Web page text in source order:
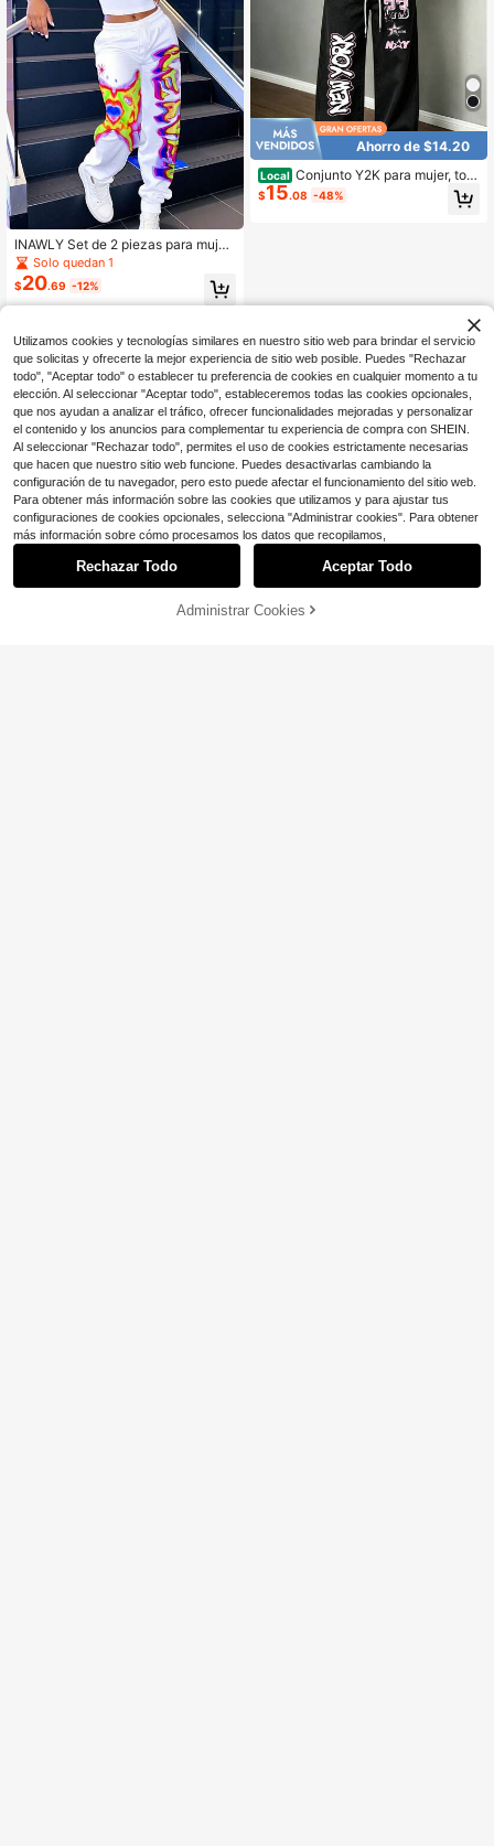
INAWLY Set de 2 piezas para mujer
con top de manga larga con estamp
ado gráfico y pantalones largos con
cordón en la cintura
Solo quedan 1
$20.69 -12%
Ahorro de $14.20
Local Conjunto Y2K para mujer, top
corto y jeans de pierna recta con co
rdón y estampado de graffiti de Nue
$15.08 -48%
¡33% DE DESCUENTO!
Utilizamos cookies y tecnologías similares en nuestro sitio web para brindar el servicio
que solicitas y ofrecerte la mejor experiencia de sitio web posible. Puedes "Rechazar
todo", "Aceptar todo" o establecer tu preferencia de cookies en cualquier momento a tu
elección. Al seleccionar "Aceptar todo", estableceremos todas las cookies opcionales,
que nos ayudan a analizar el tráfico, ofrecer funcionalidades mejoradas y personalizar
el contenido y los anuncios para complementar tu experiencia de compra con SHEIN.
Al seleccionar "Rechazar todo", permites el uso de cookies estrictamente necesarias
que hacen que nuestro sitio web funcione. Puedes desactivarlas cambiando la
configuración de tu navegador, pero esto puede afectar el funcionamiento del sitio web.
Para obtener más información sobre las cookies que utilizamos y para ajustar tus
configuraciones de cookies opcionales, selecciona "Administrar cookies". Para obtener
más información sobre cómo procesamos los datos que recopilamos,
Rechazar Todo Aceptar Todo
Administrar Cookies